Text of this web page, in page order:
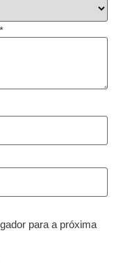
*
para a próxima